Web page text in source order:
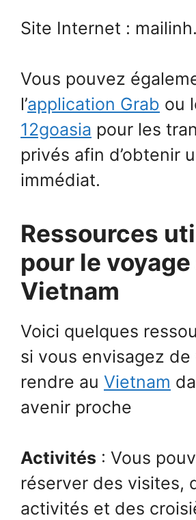
Site Internet :
Vous pouvez
l’application Grab ou
12goasia pour les
privés afin d’obtenir
immédiat.
Ressources
pour le voyage
Vietnam
Voici quelques
si vous envisagez de
rendre au Vietnam
avenir proche
Activités : Vous
réserver des visites,
activités et des